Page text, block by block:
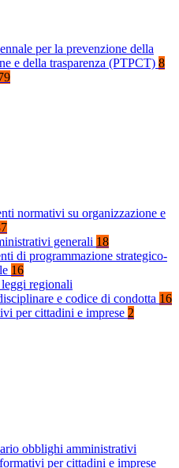
per la prevenzione della
e della trasparenza (PTPCT) 8
normativi su organizzazione e
generali 18
di programmazione strategico-
16
leggi regionali
e codice di condotta 16
per cittadini e imprese 2
obblighi amministrativi
per cittadini e imprese